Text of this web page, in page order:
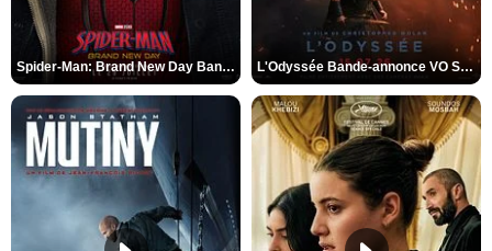
Spider-Man: Brand New Day Bande-annonce VO STFR L'Odyssée Bande-annonce VO STFR